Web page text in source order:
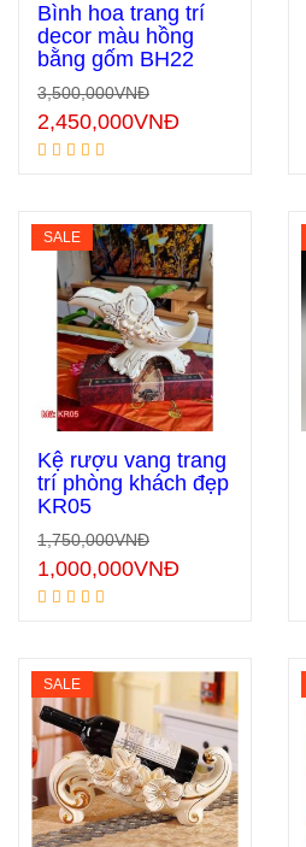
Thêm vào giỏ hàng
Bình hoa trang trí
decor màu hồng
bằng gốm BH22
3,500,000VNĐ
2,450,000VNĐ
SALE
Kệ rượu vang trang
trí phòng khách đẹp
KR05
1,750,000VNĐ
1,000,000VNĐ
SALE